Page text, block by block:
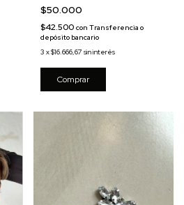
$50.000
$42.500 con Transferencia o
depósito bancario
3 x$16.666,67 sin interés